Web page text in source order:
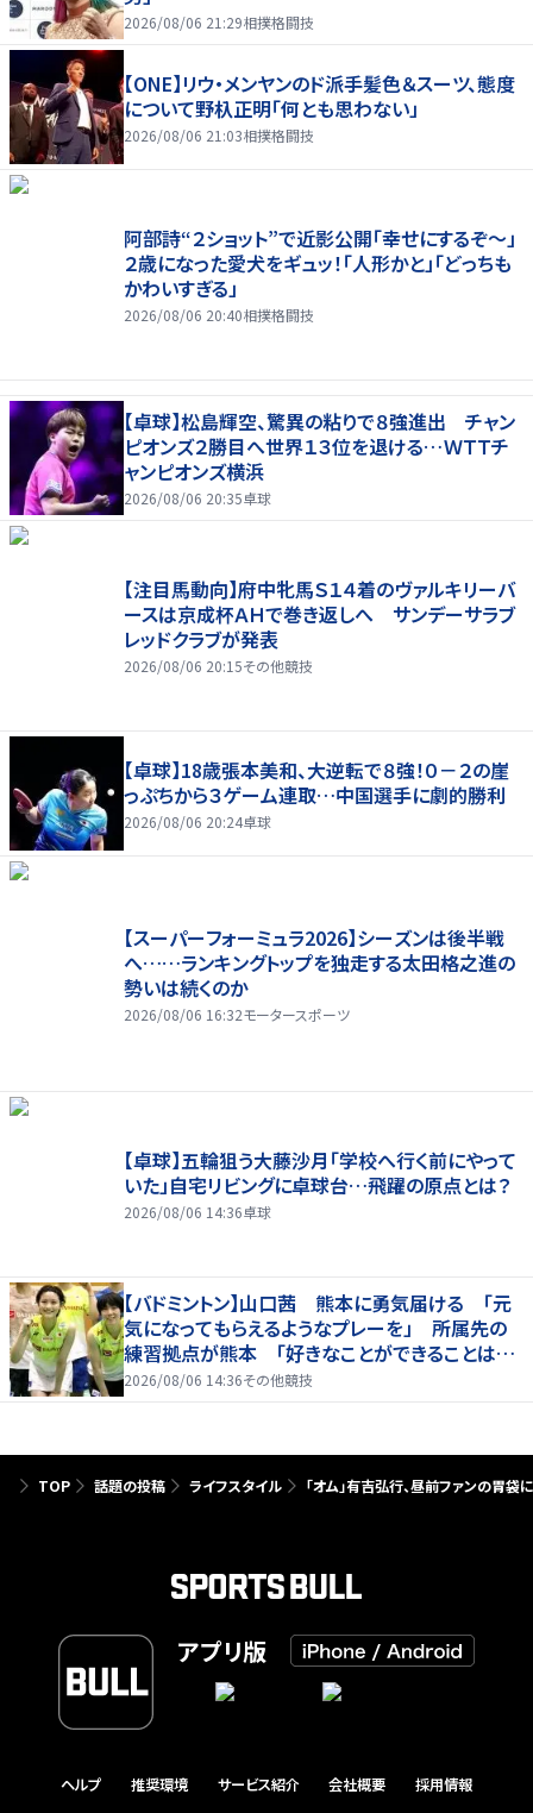
2026/08/06 21:29相撲格闘技
【ONE】リウ・メンヤンのド派手髪色＆スーツ、態度
について野杁正明「何とも思わない」
2026/08/06 21:03相撲格闘技
阿部詩“２ショット”で近影公開「幸せにするぞ〜」
２歳になった愛犬をギュッ！「人形かと」「どっちも
かわいすぎる」
2026/08/06 20:40相撲格闘技
【卓球】松島輝空、驚異の粘りで８強進出 チャン
ピオンズ２勝目へ世界１３位を退ける…ＷＴＴチ
ャンピオンズ横浜
2026/08/06 20:35卓球
【注目馬動向】府中牝馬Ｓ１４着のヴァルキリーバ
ースは京成杯ＡＨで巻き返しへ サンデーサラブ
レッドクラブが発表
2026/08/06 20:15その他競技
【卓球】18歳張本美和、大逆転で８強！０－２の崖
っぷちから３ゲーム連取…中国選手に劇的勝利
2026/08/06 20:24卓球
【スーパーフォーミュラ2026】シーズンは後半戦
へ……ランキングトップを独走する太田格之進の
勢いは続くのか
2026/08/06 16:32モータースポーツ
【卓球】五輪狙う大藤沙月「学校へ行く前にやって
いた」自宅リビングに卓球台…飛躍の原点とは？
2026/08/06 14:36卓球
【バドミントン】山口茜 熊本に勇気届ける 「元
気になってもらえるようなプレーを」 所属先の
練習拠点が熊本 「好きなことができることは当
たり前じゃない」
2026/08/06 14:36その他競技
TOP 話題の投稿 ライフスタイル 「オム」有吉弘行、昼前ファンの胃袋
アプリ版
ヘルプ 推奨環境 サービス紹介 会社概要
採用情報